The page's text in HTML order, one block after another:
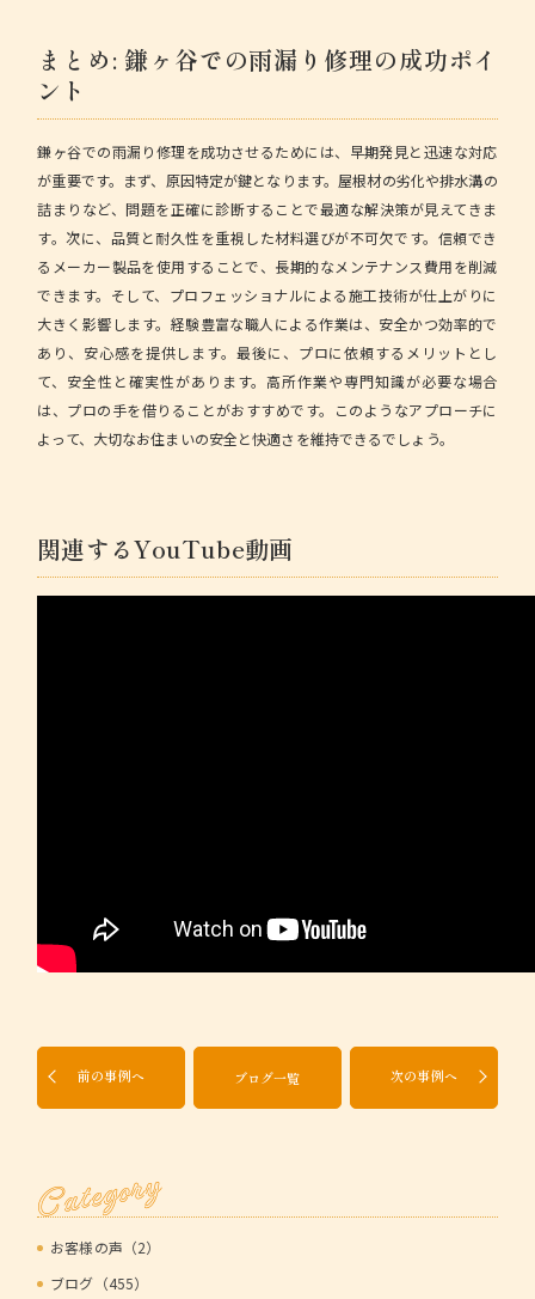
まとめ: 鎌ヶ谷での雨漏り修理の成功ポイ
ント
鎌ヶ谷での雨漏り修理を成功させるためには、早期発見と迅速な対応
が重要です。まず、原因特定が鍵となります。屋根材の劣化や排水溝の
詰まりなど、問題を正確に診断することで最適な解決策が見えてきま
す。次に、品質と耐久性を重視した材料選びが不可欠です。信頼でき
るメーカー製品を使用することで、長期的なメンテナンス費用を削減
できます。そして、プロフェッショナルによる施工技術が仕上がりに
大きく影響します。経験豊富な職人による作業は、安全かつ効率的で
あり、安心感を提供します。最後に、プロに依頼するメリットとし
て、安全性と確実性があります。高所作業や専門知識が必要な場合
は、プロの手を借りることがおすすめです。このようなアプローチに
よって、大切なお住まいの安全と快適さを維持できるでしょう。
関連するYouTube動画
前の事例へ ブログ一覧 次の事例へ
Category
お客様の声（2）
ブログ（455）